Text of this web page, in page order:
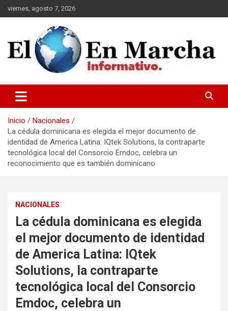
Saltar
al
viernes, agosto 7, 2026
elmundoenmarcha.net
Inicio
Nacionales
La cédula dominicana es elegida el mejor documento de
identidad de America Latina: IQtek Solutions, la contraparte
tecnológica local del Consorcio Emdoc, celebra un
reconocimiento que es también dominicano
NACIONALES
La cédula dominicana es elegida
el mejor documento de identidad
de America Latina: IQtek
Solutions, la contraparte
tecnológica local del Consorcio
Emdoc, celebra un